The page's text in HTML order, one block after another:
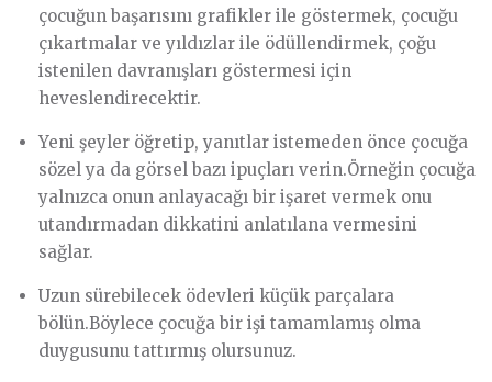
çocuğun başarısını grafikler ile göstermek, çocuğu
çıkartmalar ve yıldızlar ile ödüllendirmek, çoğu
istenilen davranışları göstermesi için
heveslendirecektir.
Yeni şeyler öğretip, yanıtlar istemeden önce çocuğa
sözel ya da görsel bazı ipuçları verin.Örneğin çocuğa
yalnızca onun anlayacağı bir işaret vermek onu
utandırmadan dikkatini anlatılana vermesini
sağlar.
Uzun sürebilecek ödevleri küçük parçalara
bölün.Böylece çocuğa bir işi tamamlamış olma
duygusunu tattırmış olursunuz.